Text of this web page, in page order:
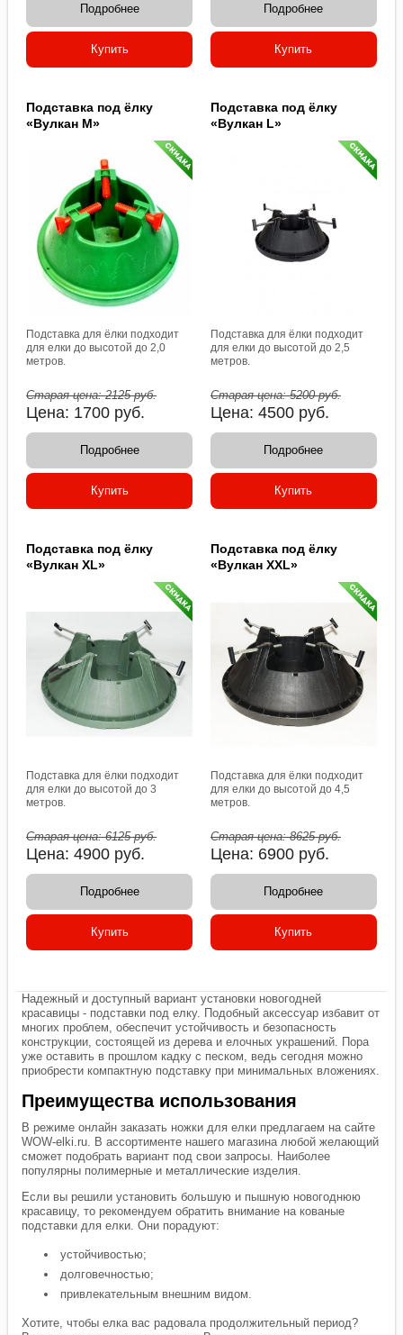
Подробнее
Купить
Подробнее
Купить
Подставка под ёлку
«Вулкан M»
Подставка для ёлки подходит
для елки до высотой до 2,0
метров.
Старая цена:2125руб.
Цена: 1700 руб.
Подробнее
Купить
Подставка под ёлку
«Вулкан L»
Подставка для ёлки подходит
для елки до высотой до 2,5
метров.
Старая цена:5200руб.
Цена: 4500 руб.
Подробнее
Купить
Подставка под ёлку
«Вулкан ХL»
Подставка для ёлки подходит
для елки до высотой до 3
метров.
Старая цена:6125руб.
Цена:4900 руб.
Подробнее
Купить
Подставка под ёлку
«Вулкан ХXL»
Подставка для ёлки подходит
для елки до высотой до 4,5
метров.
Старая цена:8625руб.
Цена: 6900 руб.
Подробнее
Купить
Надежный и доступный вариант установки новогодней
красавицы - подставки под елку. Подобный аксессуар избавит от
многих проблем, обеспечит устойчивость и безопасность
конструкции, состоящей из дерева и елочных украшений. Пора
уже оставить в прошлом кадку с песком, ведь сегодня можно
приобрести компактную подставку при минимальных вложениях.
Преимущества использования
В режиме онлайн заказать ножки для елки предлагаем на сайте
WOW-elki.ru. В ассортименте нашего магазина любой желающий
сможет подобрать вариант под свои запросы. Наиболее
популярны полимерные и металлические изделия.
Если вы решили установить большую и пышную новогоднюю
красавицу, то рекомендуем обратить внимание на кованые
подставки для елки. Они порадуют:
устойчивостью;
долговечностью;
привлекательным внешним видом.
Хотите, чтобы елка вас радовала продолжительный период?